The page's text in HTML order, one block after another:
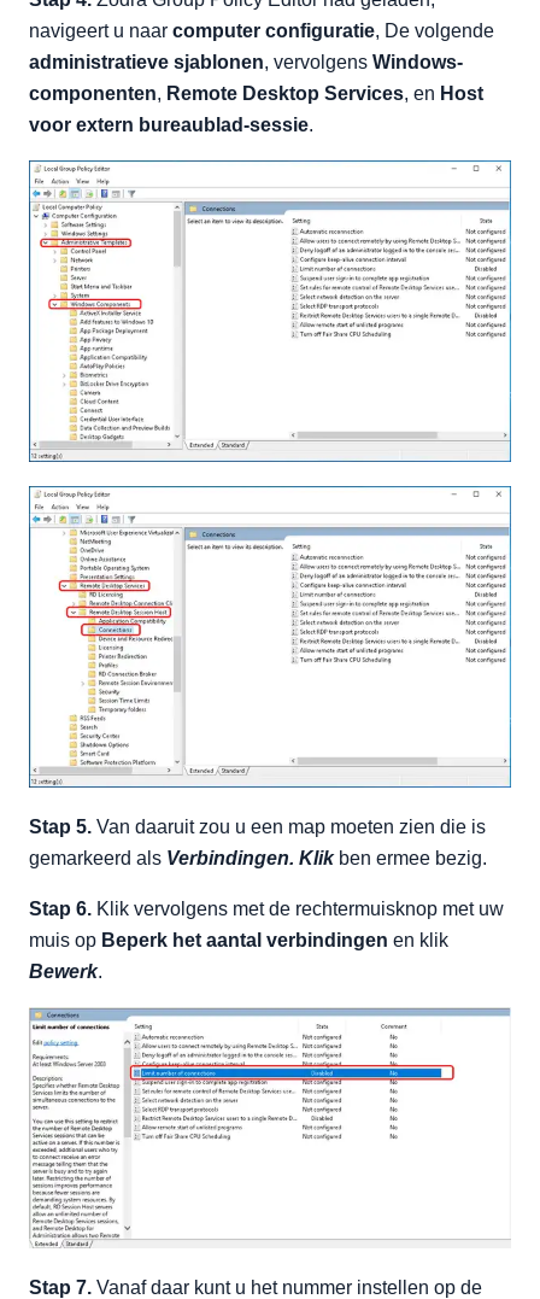
navigeert u naar computer configuratie, De volgende
administratieve sjablonen, vervolgens Windows-
componenten, Remote Desktop Services, en Host
voor extern bureaublad-sessie.
Stap 5. Van daaruit zou u een map moeten zien die is
gemarkeerd als Verbindingen. Klikben ermee bezig.
Stap 6. Klik vervolgens met de rechtermuisknop met uw
muis op Beperk het aantal verbindingen en klik
Bewerk.
Stap 7. Vanaf daar kunt u het nummer instellen op de